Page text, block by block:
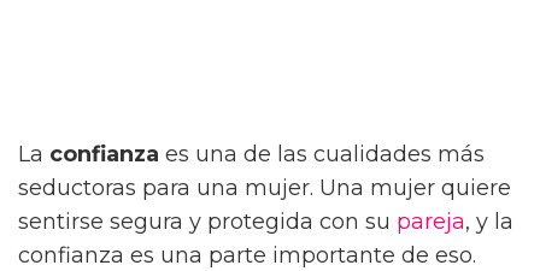
La confianza es una de las cualidades más
seductoras para una mujer. Una mujer quiere
sentirse segura y protegida con su pareja, y la
confianza es una parte importante de eso.